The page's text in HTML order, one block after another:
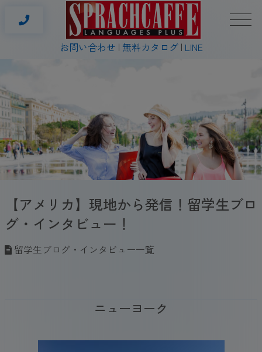
お問い合わせ 無料カタログ LINE
【アメリカ】現地から発信！留学生ブロ
グ・インタビュー！
留学生ブログ・インタビュー一覧
ニューヨーク